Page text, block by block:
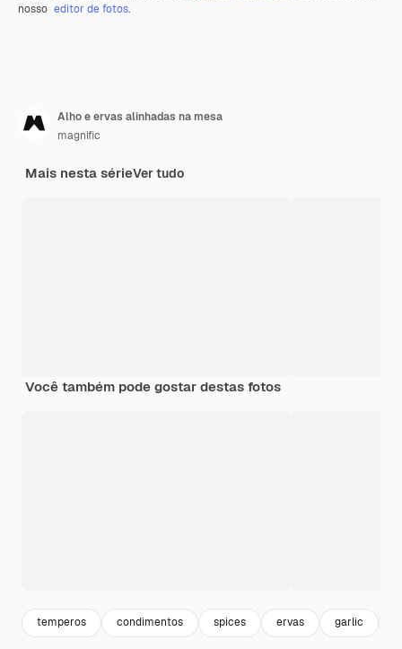
nosso editor de fotos.
Alho e ervas alinhadas na mesa
magnific
Mais nesta sérieVer tudo
Você também pode gostar destas fotos
temperos condimentos spices ervas garlic